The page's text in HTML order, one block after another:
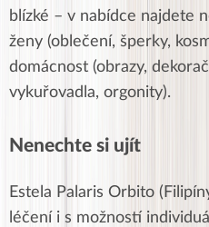
blízké – v nabídce najdete
ženy (oblečení, šperky,
domácnost (obrazy,
vykuřovadla, orgonity).
Nenechte si ujít
Estela Palaris Orbito
léčení i s možností